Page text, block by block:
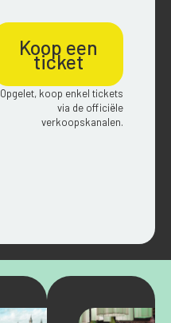
Koop een
ticket
Opgelet, koop enkel tickets
via de officiële
verkoopskanalen.